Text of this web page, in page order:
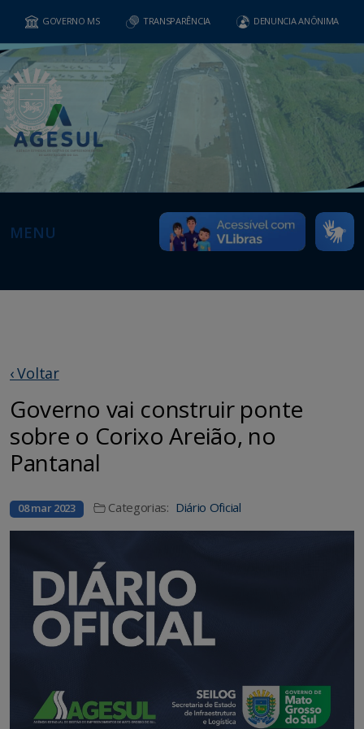
GOVERNO MS TRANSPARÊNCIA DENUNCIA ANÔNIMA
MENU
‹ Voltar
Governo vai construir ponte
sobre o Corixo Areião, no
Pantanal
08 mar 2023 Categorias: Diário Oficial